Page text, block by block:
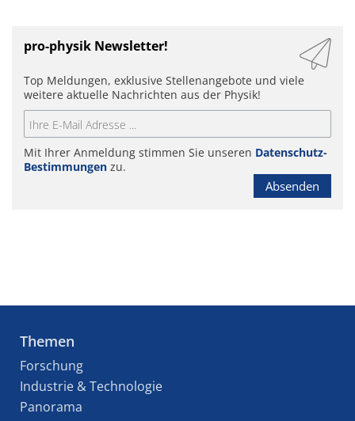
pro-physik Newsletter!
Top Meldungen, exklusive Stellenangebote und viele
weitere aktuelle Nachrichten aus der Physik!
Mit Ihrer Anmeldung stimmen Sie unseren Datenschutz-
Bestimmungen zu.
Absenden
Themen
Forschung
Industrie & Technologie
Panorama